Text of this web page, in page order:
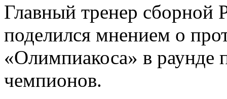
Главный тренер сборной
поделился мнением о
«Олимпиакоса» в
чемпионов.